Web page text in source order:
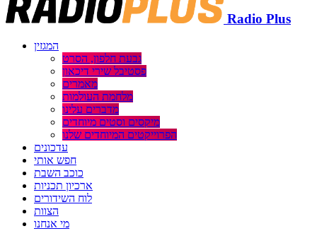
Radio Plus
המגזין
גבעת חלפון, הסרט
פסטיבל שירי דיכאון
מאמרים
מלחמת העולמות
מדברים עלינו
מיקסים וסטים מיוחדים
הפרוייקטים המיוחדים שלנו
עדכונים
חפש אותי
כוכב השבת
ארכיון תכניות
לוח השידורים
הצוות
מי אנחנו